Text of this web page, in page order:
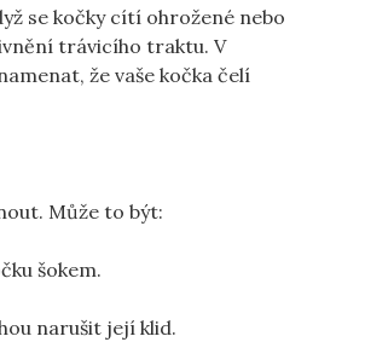
se kočky cítí ohrožené nebo
trávicího traktu. V
že vaše kočka čelí
Může to být:
šokem.
narušit její klid.